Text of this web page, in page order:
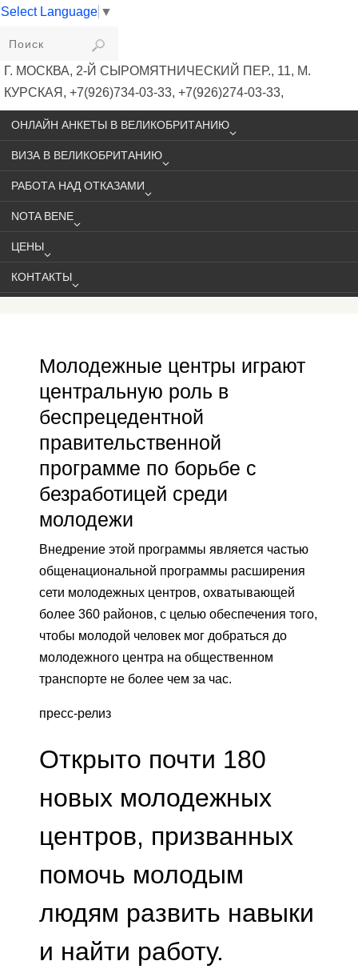
Select Language ▼
VIKIVISA
Г. МОСКВА, 2-Й СЫРОМЯТНИЧЕСКИЙ ПЕР., 11, М.
КУРСКАЯ, +7(926)734-03-33, +7(926)274-03-33,
VISA@VIKIVISA.RU
ОНЛАЙН АНКЕТЫ В ВЕЛИКОБРИТАНИЮ
ВИЗА В ВЕЛИКОБРИТАНИЮ
РАБОТА НАД ОТКАЗАМИ
NOTA BENE
ЦЕНЫ
КОНТАКТЫ
Молодежные центры играют
центральную роль в
беспрецедентной
правительственной
программе по борьбе с
безработицей среди
молодежи
Внедрение этой программы является частью
общенациональной программы расширения
сети молодежных центров, охватывающей
более 360 районов, с целью обеспечения того,
чтобы молодой человек мог добраться до
молодежного центра на общественном
транспорте не более чем за час.
пресс-релиз
Открыто почти 180
новых молодежных
центров, призванных
помочь молодым
людям развить навыки
и найти работу.